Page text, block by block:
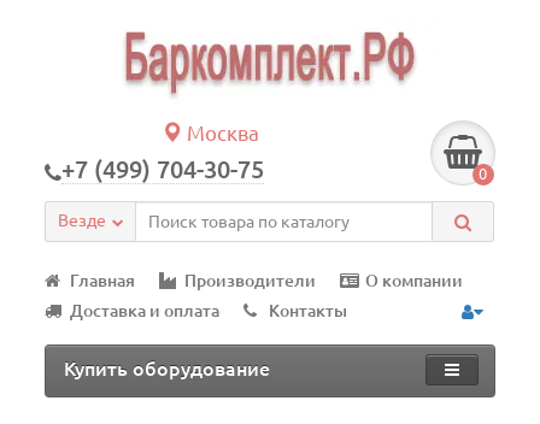
Москва
+7 (499) 704-30-75 0
Везде
Главная Производители
О компании
Доставка и оплата
Контакты
Купить оборудование